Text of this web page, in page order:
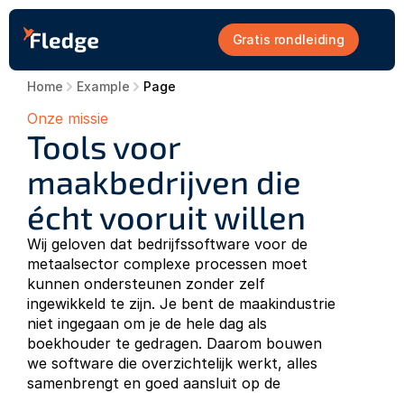
Gratis rondleiding
Onze missie
Tools voor
maakbedrijven die
écht vooruit willen
Wij geloven dat bedrijfssoftware voor de
metaalsector complexe processen moet
kunnen ondersteunen zonder zelf
ingewikkeld te zijn. Je bent de maakindustrie
niet ingegaan om je de hele dag als
boekhouder te gedragen. Daarom bouwen
we software die overzichtelijk werkt, alles
samenbrengt en goed aansluit op de
Home Example Page